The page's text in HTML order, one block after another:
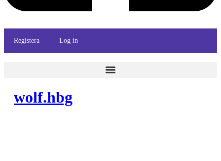
Registera Log in
wolf.hbg